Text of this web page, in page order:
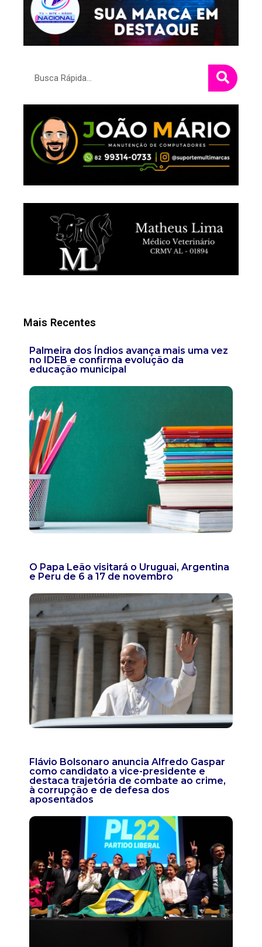
Mais Recentes
Palmeira dos Índios avança mais uma vez
no IDEB e confirma evolução da
educação municipal
O Papa Leão visitará o Uruguai, Argentina
e Peru de 6 a 17 de novembro
Flávio Bolsonaro anuncia Alfredo Gaspar
como candidato a vice-presidente e
destaca trajetória de combate ao crime,
à corrupção e de defesa dos
aposentados